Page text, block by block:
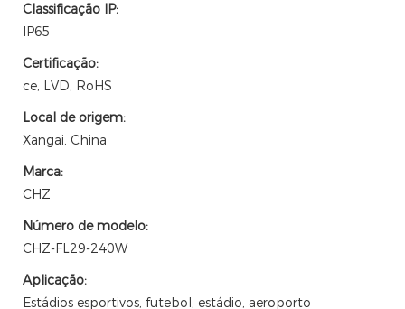
Classificação IP:
IP65
Certificação:
ce, LVD, RoHS
Local de origem:
Xangai, China
Marca:
CHZ
Número de modelo:
CHZ-FL29-240W
Aplicação:
Estádios esportivos, futebol, estádio, aeroporto